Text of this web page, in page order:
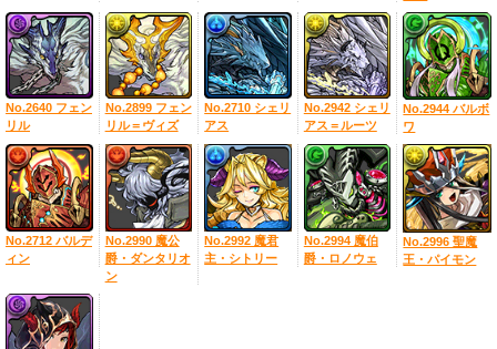
No.2640 フェン
リル
No.2899 フェン
リル＝ヴィズ
No.2710 シェリ
アス
No.2942 シェリ
アス＝ルーツ
No.2944 バルボ
ワ
No.2712 バルデ
ィン
No.2990 魔公
爵・ダンタリオ
ン
No.2992 魔君
主・シトリー
No.2994 魔伯
爵・ロノウェ
No.2996 聖魔
王・パイモン